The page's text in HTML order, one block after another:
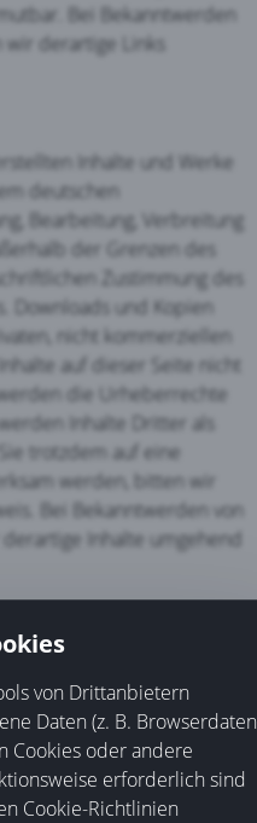
Bei Bekanntwerden
wir derartige Links
Inhalte und Werke
deutschen
Bearbeitung, Verbreitung
der Grenzen des
Zustimmung des
Downloads und Kopien
nicht kommerziellen
auf dieser Seite nicht
die Urheberrechte
Inhalte Dritter als
trotzdem auf eine
werden, bitten wir
Bei Bekanntwerden von
Inhalte umgehend
| Datenschutz|
von Drittanbietern
Daten (z. B.
Cookies oder andere
erforderlich sind
Cookie-Richtlinien